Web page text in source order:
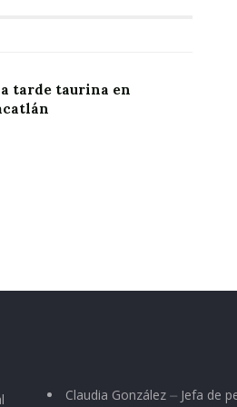
tarde taurina en
Claudia González ⏤ Jefa de